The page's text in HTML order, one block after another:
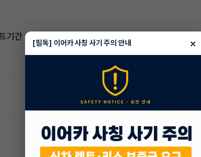
[필독] 이어카 사칭 사기 주의 안내 ×